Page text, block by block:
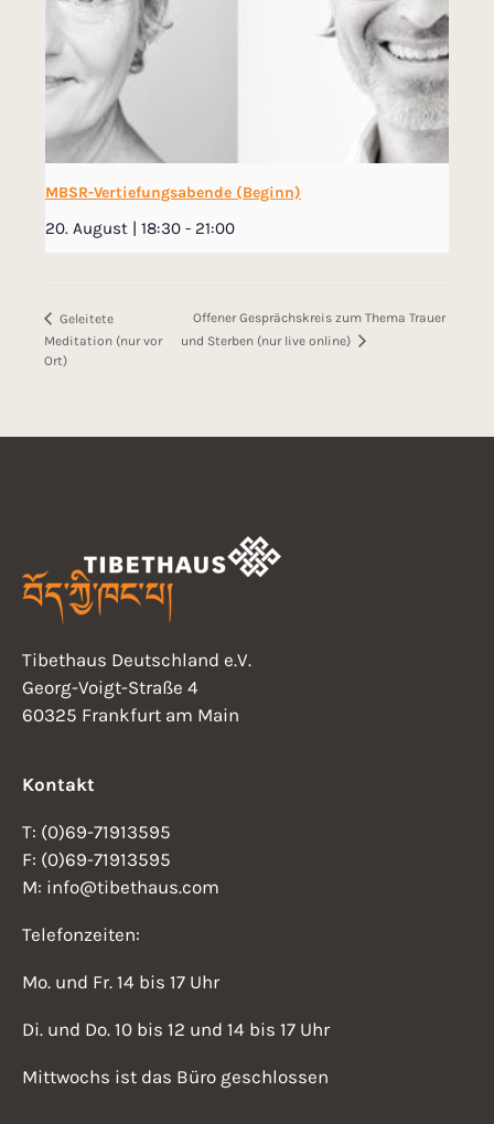
MBSR-Vertiefungsabende (Beginn)
20. August | 18:30 - 21:00
Geleitete
Meditation (nur vor
Ort)
Offener Gesprächskreis zum Thema Trauer
und Sterben (nur live online)
Tibethaus Deutschland e.V.
Georg-Voigt-Straße 4
60325 Frankfurt am Main
Kontakt
T: (0)69-71913595
F: (0)69-71913595
M: info@tibethaus.com
Telefonzeiten:
Mo. und Fr. 14 bis 17 Uhr
Di. und Do. 10 bis 12 und 14 bis 17 Uhr
Mittwochs ist das Büro geschlossen